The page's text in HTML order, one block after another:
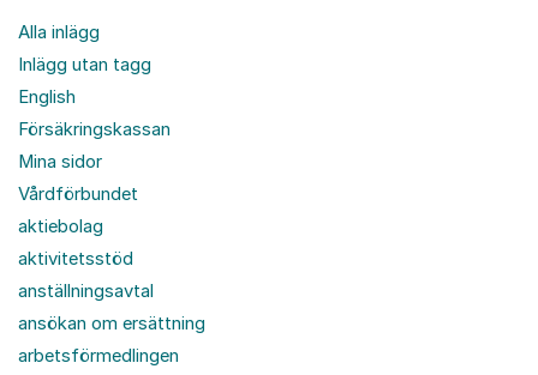
Alla inlägg
Inlägg utan tagg
English
Försäkringskassan
Mina sidor
Vårdförbundet
aktiebolag
aktivitetsstöd
anställningsavtal
ansökan om ersättning
arbetsförmedlingen